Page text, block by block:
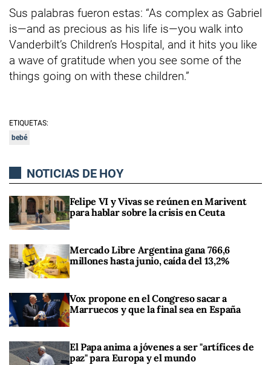
Sus palabras fueron estas: “As complex as Gabriel
is—and as precious as his life is—you walk into
Vanderbilt’s Children’s Hospital, and it hits you like
a wave of gratitude when you see some of the
things going on with these children.”
ETIQUETAS:
bebé
NOTICIAS DE HOY
Felipe VI y Vivas se reúnen en Marivent
para hablar sobre la crisis en Ceuta
Mercado Libre Argentina gana 766,6
millones hasta junio, caída del 13,2%
Vox propone en el Congreso sacar a
Marruecos y que la final sea en España
El Papa anima a jóvenes a ser "artífices de
paz" para Europa y el mundo